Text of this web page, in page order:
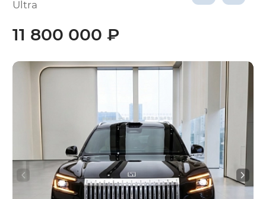
Ultra
11 800 000 ₽